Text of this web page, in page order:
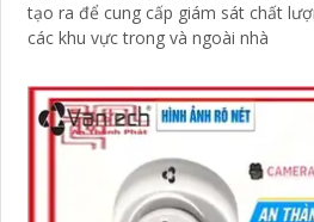
tạo ra để cung cấp giám sát chất
các khu vực trong và ngoài nhà